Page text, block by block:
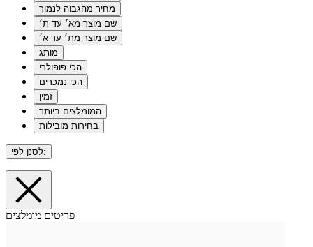
מחיר מהגבוה לנמוך
שם מוצר מא׳ עד ת׳
שם מוצר מת׳ עד א׳
מותג
הכי פופולרי
הכי נמכרים
זמין
המומלצים ביותר
בחירות מובילות
לסנן לפי:
פריטים מומלצים